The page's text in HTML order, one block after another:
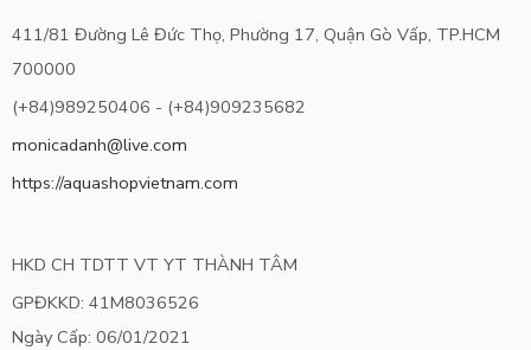
411/81 Đường Lê Đức Thọ, Phường 17, Quận Gò Vấp, TP.HCM
700000
(+84)989250406 - (+84)909235682
monicadanh@live.com
https://aquashopvietnam.com
HKD CH TDTT VT YT THÀNH TÂM
GPĐKKD: 41M8036526
Ngày Cấp: 06/01/2021